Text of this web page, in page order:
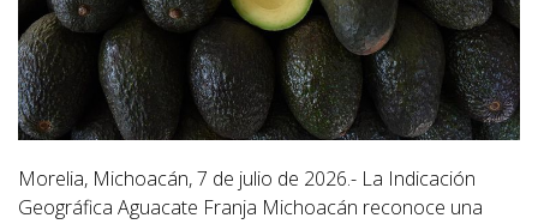
Morelia, Michoacán, 7 de julio de 2026.- La Indicación
Geográfica Aguacate Franja Michoacán reconoce una